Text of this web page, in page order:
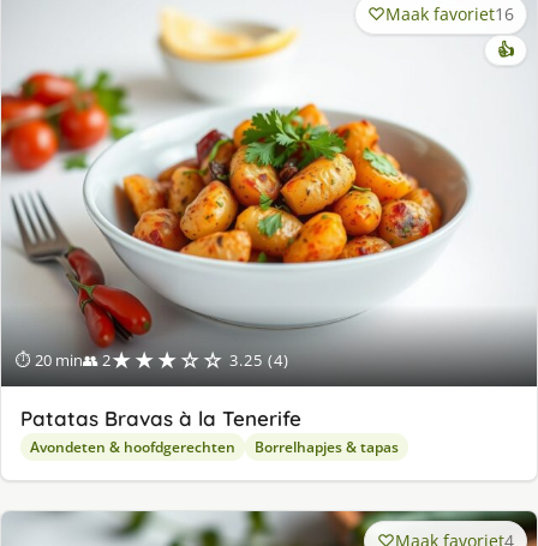
⏱ 20 min👥 2★★★☆☆ 3.25 (4)
Maak favoriet16
👍
Patatas Bravas à la Tenerife
Avondeten & hoofdgerechten Borrelhapjes & tapas
Maak favoriet4